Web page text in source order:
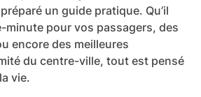
un guide pratique. Qu’il
minute pour vos passagers, des
encore des meilleures
du centre-ville, tout est pensé
vie.